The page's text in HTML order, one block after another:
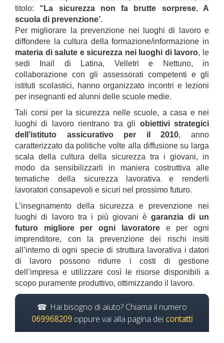
titolo: “La sicurezza non fa brutte sorprese. A
scuola di prevenzione’.
Per migliorare la prevenzione nei luoghi di lavoro e
diffondere la cultura della formazione/informazione in
materia di salute e sicurezza nei luoghi di lavoro, le
sedi Inail di Latina, Velletri e Nettuno, in
collaborazione con gli assessorati competenti e gli
istituti scolastici, hanno organizzato incontri e lezioni
per insegnanti ed alunni delle scuole medie.
Tali corsi per la sicurezza nelle scuole, a casa e nei
luoghi di lavoro rientrano tra gli obiettivi strategici
dell’istituto assicurativo per il 2010, anno
caratterizzato da politiche volte alla diffusione su larga
scala della cultura della sicurezza tra i giovani, in
modo da sensibilizzarli in maniera costruttiva alle
tematiche della sicurezza lavorativa e renderli
lavoratori consapevoli e sicuri nel prossimo futuro.
L’insegnamento della sicurezza e prevenzione nei
luoghi di lavoro tra i più giovani ègaranzia di un
futuro migliore per ogni lavoratoree per ogni
imprenditore, con la prevenzione dei rischi insiti
all’interno di ogni specie di struttura lavorativa i datori
di lavoro possono ridurre i costi di gestione
dell’impresa e utilizzare così le risorse disponibili a
scopo puramente produttivo, ottimizzando il lavoro.
Hai bisogno di aiuto? Chiama il numero
069968209 oppure vai alla pagina dei contatti